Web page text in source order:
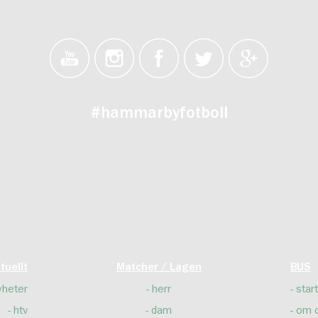
#hammarbyfotboll
htv
Matcher / Lagen
herr
dam
BUS
start
om